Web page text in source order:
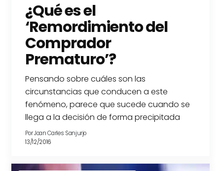
¿Qué es el
‘Remordimiento del
Comprador
Prematuro’?
Pensando sobre cuáles son las
circunstancias que conducen a este
fenómeno, parece que sucede cuando se
llega a la decisión de forma precipitada
PorJoan Carles Sanjurjo
13/12/2016